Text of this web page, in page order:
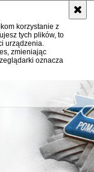
korzystanie z
tych plików, to
urządzenia.
zmieniając
oznacza